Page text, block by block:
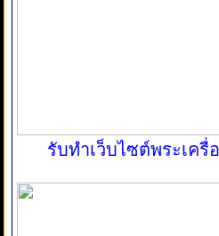
รับทำเว็บไซต์พระเครื่